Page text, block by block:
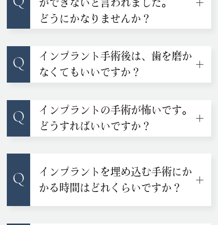
ができないと言われました。
どうにかなりませんか？
Q
インプラント手術後は、歯を磨か
なくてもいいですか？
Q
インプラントの手術が怖いです。
どうすればいいですか？
Q
インプラントを埋め込む手術にか
かる時間はどれくらいですか？